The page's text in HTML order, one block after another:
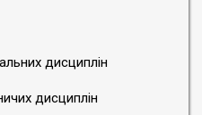
дисциплін
дисциплін